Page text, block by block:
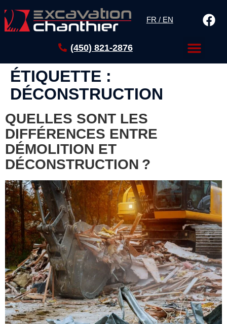
FR / EN
(450) 821-2876
ÉTIQUETTE :
DÉCONSTRUCTION
QUELLES SONT LES
DIFFÉRENCES ENTRE
DÉMOLITION ET
DÉCONSTRUCTION ?